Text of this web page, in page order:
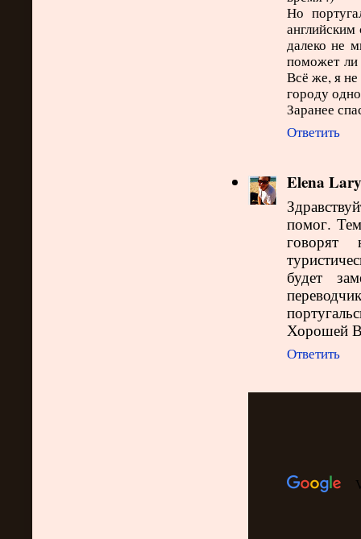
Но
далеко не
поможет
Всё же, я
городу
Заранее
Ответить
Elena
помог.
будет
Хорошей
Ответить